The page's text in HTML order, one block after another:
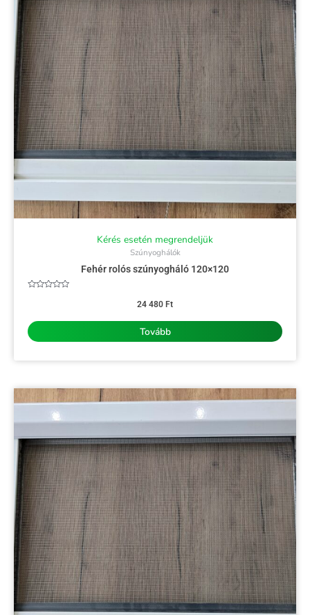
Kérés esetén megrendeljük
Szúnyoghálók
Fehér rolós szúnyogháló 120×120
24 480 Ft
Tovább